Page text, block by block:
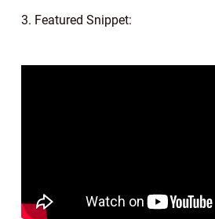
3. Featured Snippet: